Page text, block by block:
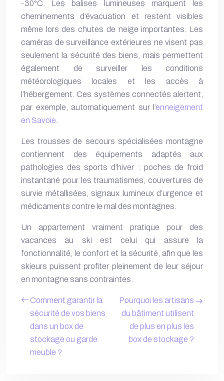
-30°C. Les balises lumineuses marquent les
cheminements d’évacuation et restent visibles
même lors des chutes de neige importantes. Les
caméras de surveillance extérieures ne visent pas
seulement la sécurité des biens, mais permettent
également de surveiller les conditions
météorologiques locales et les accès à
l’hébergement. Ces systèmes connectés alertent,
par exemple, automatiquement sur l’enneigement
en Savoie
Les trousses de secours spécialisées montagne
contiennent des équipements adaptés aux
pathologies des sports d’hiver : poches de froid
instantané pour les traumatismes, couvertures de
survie métallisées, signaux lumineux d’urgence et
médicaments contre le mal des montagnes.
Un appartement vraiment pratique pour des
vacances au ski est celui qui assure la
fonctionnalité, le confort et la sécurité, afin que les
skieurs puissent profiter pleinement de leur séjour
en montagne sans contraintes.
Comment garantir la
sécurité de vos biens
dans un box de
stockage ou garde
meuble ?
Pourquoi les artisans
du bâtiment utilisent
de plus en plus les
box de stockage ?